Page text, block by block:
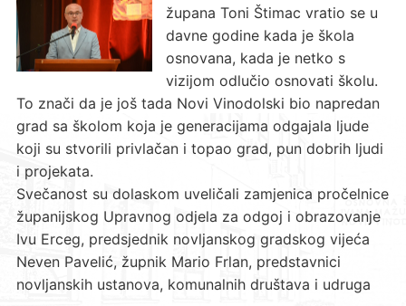
župana Toni Štimac vratio se u
davne godine kada je škola
osnovana, kada je netko s
vizijom odlučio osnovati školu.
To znači da je još tada Novi Vinodolski bio napredan
grad sa školom koja je generacijama odgajala ljude
koji su stvorili privlačan i topao grad, pun dobrih ljudi
i projekata.
Svečanost su dolaskom uveličali zamjenica pročelnice
županijskog Upravnog odjela za odgoj i obrazovanje
Ivu Erceg, predsjednik novljanskog gradskog vijeća
Neven Pavelić, župnik Mario Frlan, predstavnici
novljanskih ustanova, komunalnih društava i udruga